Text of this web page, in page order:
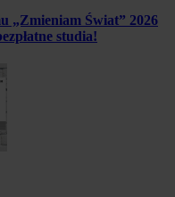
„Zmieniam Świat” 2026
studia!